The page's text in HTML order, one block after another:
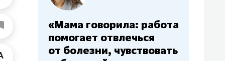
«Мама говорила: работа
помогает отвлечься
от болезни, чувствовать